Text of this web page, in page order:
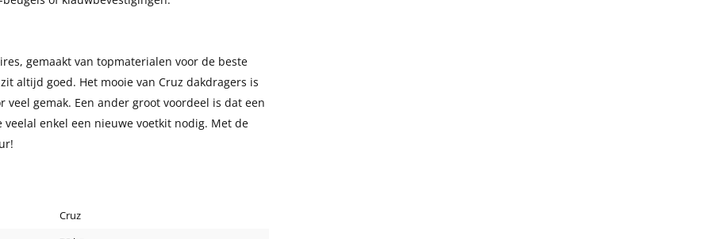
gemaakt van topmaterialen voor de beste
altijd goed. Het mooie van Cruz dakdragers is
gemak. Een ander groot voordeel is dat een
enkel een nieuwe voetkit nodig. Met de
Cruz